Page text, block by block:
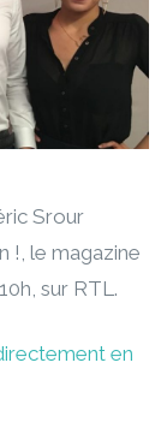
Srour
!, le magazine
sur RTL.
en